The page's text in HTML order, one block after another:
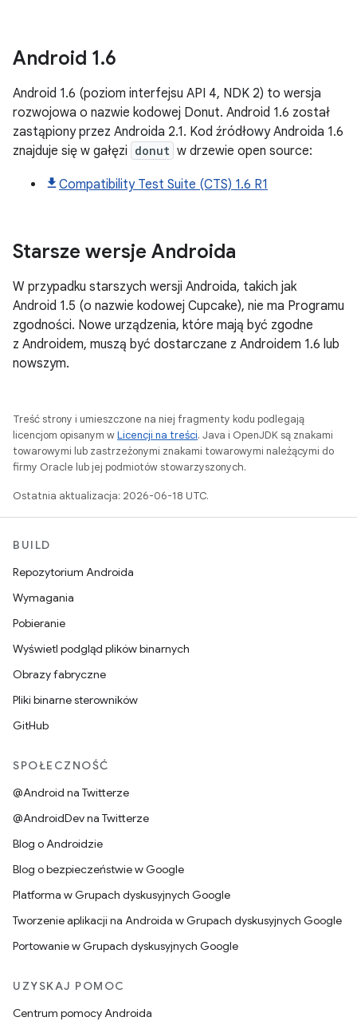
Android 1.6
Android 1.6 (poziom interfejsu API 4, NDK 2) to wersja
rozwojowa o nazwie kodowej Donut. Android 1.6 został
zastąpiony przez Androida 2.1. Kod źródłowy Androida 1.6
znajduje się w gałęzi donut w drzewie open source:
Compatibility Test Suite (CTS) 1.6 R1
Starsze wersje Androida
W przypadku starszych wersji Androida, takich jak
Android 1.5 (o nazwie kodowej Cupcake), nie ma Programu
zgodności. Nowe urządzenia, które mają być zgodne
z Androidem, muszą być dostarczane z Androidem 1.6 lub
nowszym.
Treść strony i umieszczone na niej fragmenty kodu podlegają
licencjom opisanym wLicencji na treści. Java i OpenJDK są znakami
towarowymi lub zastrzeżonymi znakami towarowymi należącymi do
firmy Oracle lub jej podmiotów stowarzyszonych.
Ostatnia aktualizacja: 2026-06-18 UTC.
BUILD
Repozytorium Androida
Wymagania
Pobieranie
Wyświetl podgląd plików binarnych
Obrazy fabryczne
Pliki binarne sterowników
GitHub
SPOŁECZNOŚĆ
@Android na Twitterze
@AndroidDev na Twitterze
Blog o Androidzie
Blog o bezpieczeństwie w Google
Platforma w Grupach dyskusyjnych Google
Tworzenie aplikacji na Androida w Grupach dyskusyjnych Google
Portowanie w Grupach dyskusyjnych Google
UZYSKAJ POMOC
Centrum pomocy Androida